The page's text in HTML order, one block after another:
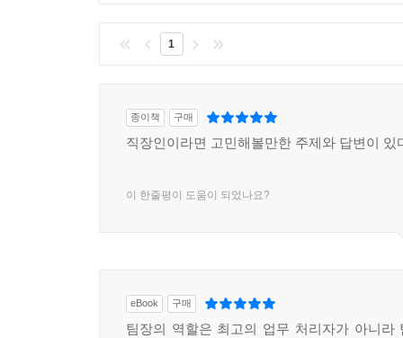
1
종이책 구매
직장인이라면 고민해볼만한 주제와 답변이 있
이 한줄평이 도움이 되었나요?
eBook 구매
팀장의 역할은 최고의 업무 처리자가 아니라